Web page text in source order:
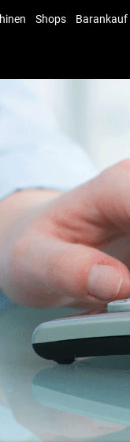
Shops Barankauf